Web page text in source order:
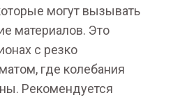
могут вызывать
материалов. Это
с резко
где колебания
Рекомендуется